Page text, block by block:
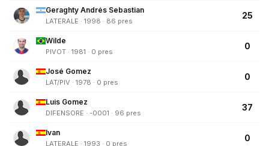
Geraghty Andrés Sebastian
LATERALE · 1998 · 86 pres
25
Wilde
PIVOT · 1981 · 0 pres
0
José Gomez
LAT/PIV · 1978 · 0 pres
0
Luis Gomez
DIFENSORE · -0001 · 96 pres
37
Ivan
LATERALE · 1993 · 0 pres
0